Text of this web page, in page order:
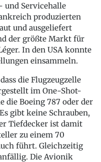
und Servicehalle
produzierten
und ausgeliefert
der größte Markt für
In den USA konnte
einsammeln.
die Flugzeugzelle
im One-Shot-
die Boeing 787 oder der
gibt keine Schrauben,
Tiefdecker ist damit
zu einem 70
führt. Gleichzeitig
Die Avionik